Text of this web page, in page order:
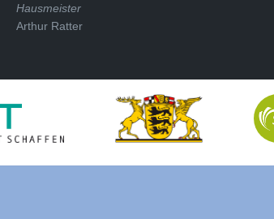
Hausmeister
Arthur Ratter